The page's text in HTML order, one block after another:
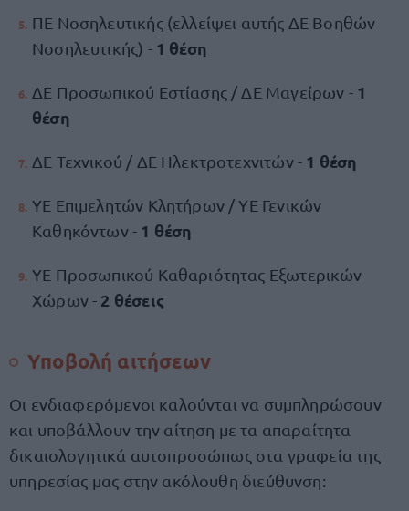
ΠΕ Νοσηλευτικής (ελλείψει αυτής ΔΕ Βοηθών
Νοσηλευτικής) - 1 θέση
ΔΕ Προσωπικού Εστίασης / ΔΕ Μαγείρων - 1
θέση
ΔΕ Τεχνικού / ΔΕ Ηλεκτροτεχνιτών - 1 θέση
ΥΕ Επιμελητών Κλητήρων / ΥΕ Γενικών
Καθηκόντων - 1 θέση
ΥΕ Προσωπικού Καθαριότητας Εξωτερικών
Χώρων - 2 θέσεις
Υποβολή αιτήσεων
Οι ενδιαφερόμενοι καλούνται να συμπληρώσουν
και υποβάλλουν την αίτηση με τα απαραίτητα
δικαιολογητικά αυτοπροσώπως στα γραφεία της
υπηρεσίας μας στην ακόλουθη διεύθυνση: